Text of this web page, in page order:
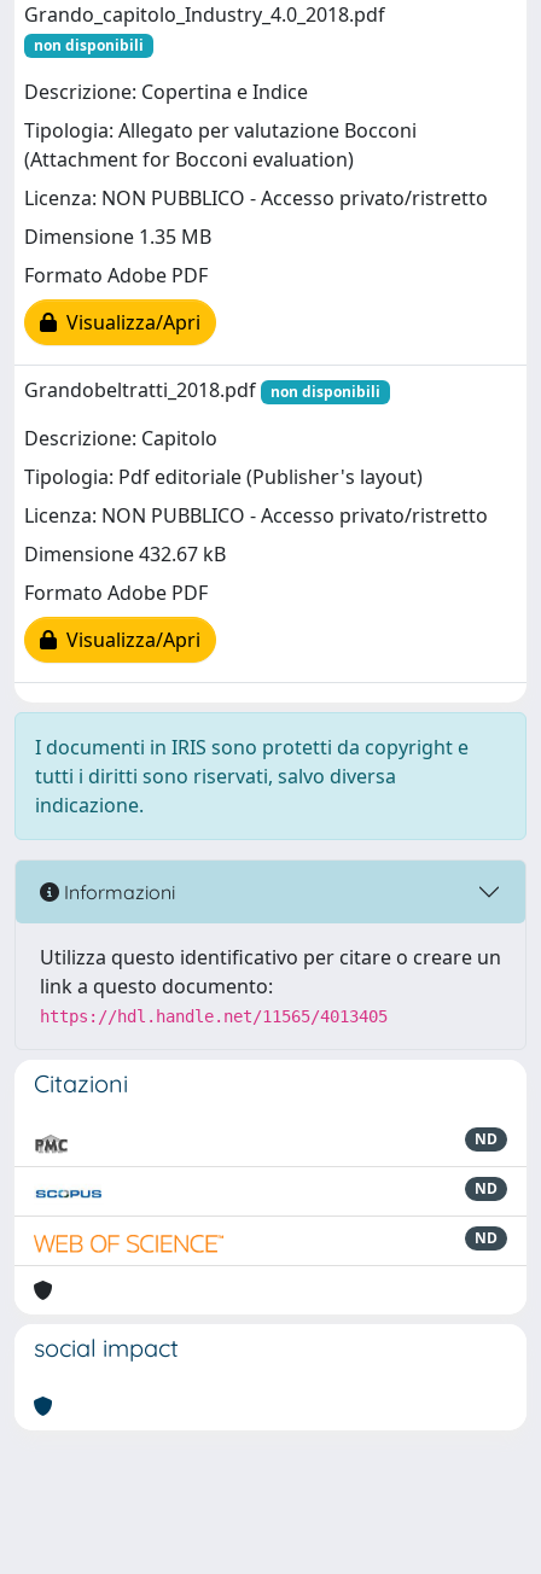
Grando_capitolo_Industry_4.0_2018.pdf
non disponibili
Descrizione: Copertina e Indice
Tipologia: Allegato per valutazione Bocconi
(Attachment for Bocconi evaluation)
Licenza: NON PUBBLICO - Accesso privato/ristretto
Dimensione 1.35 MB
Formato Adobe PDF
Visualizza/Apri
Grandobeltratti_2018.pdf non disponibili
Descrizione: Capitolo
Tipologia: Pdf editoriale (Publisher's layout)
Licenza: NON PUBBLICO - Accesso privato/ristretto
Dimensione 432.67 kB
Formato Adobe PDF
Visualizza/Apri
I documenti in IRIS sono protetti da copyright e
tutti i diritti sono riservati, salvo diversa
indicazione.
Informazioni
Utilizza questo identificativo per citare o creare un
link a questo documento:
https://hdl.handle.net/11565/4013405
Citazioni
ND
ND
ND
social impact